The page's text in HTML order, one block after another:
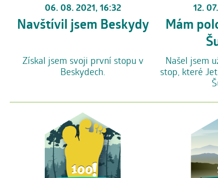
06. 08. 2021, 16:32
Navštívil jsem Beskydy
Získal jsem svoji první stopu v
Beskydech.
12.
Mám
Našel jsem
stop, které